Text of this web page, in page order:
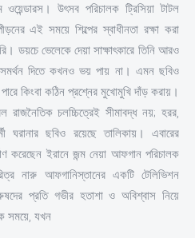
ওয়েন্ডারস। উৎসব পরিচালক ট্রিসিয়া টাটল
এই সময়ে শিল্পের স্বাধীনতা রক্ষা করা
ডয়চে ভেলেকে দেয়া সাক্ষাৎকারে তিনি আরও
সমর্থন দিতে কখনও ভয় পায় না। এমন ছবিও
কিংবা কঠিন প্রশ্নের মুখোমুখি দাঁড় করায়।
চলচ্চিত্রেই সীমাবদ্ধ নয়; হরর,
ঘরানার ছবিও রয়েছে তালিকায়। এবারের
করেছেন ইরানে জন্ম নেয়া আফগান পরিচালক
নারু আফগানিস্তানের একটি টেলিভিশন
প্রতি গভীর হতাশা ও অবিশ্বাস নিয়ে
সময়ে, যখন